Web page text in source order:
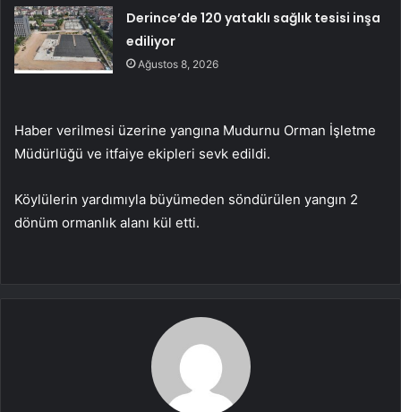
Derince’de 120 yataklı sağlık tesisi inşa
ediliyor
Ağustos 8, 2026
Haber verilmesi üzerine yangına Mudurnu Orman İşletme
Müdürlüğü ve itfaiye ekipleri sevk edildi.
Köylülerin yardımıyla büyümeden söndürülen yangın 2
dönüm ormanlık alanı kül etti.